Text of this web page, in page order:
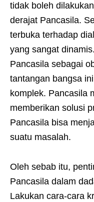
tidak boleh
derajat Pancasila.
terbuka terhadap
yang sangat
Pancasila sebagai
tantangan bangsa
komplek. Pancasila
memberikan solusi
Pancasila bisa
suatu masalah.
Oleh sebab itu,
Pancasila dalam
Lakukan cara-cara